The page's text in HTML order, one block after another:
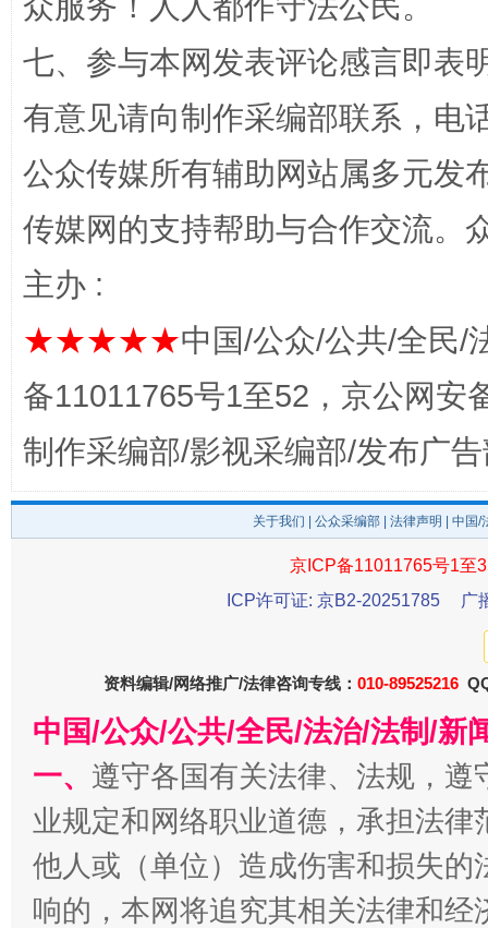
“蜀中异人”王建安的艺术幻境
东山县通报“牛蛙产品抗生素超标问题” 法
千年窑火 生生不息 一
七、参与本网发表评论感言即表
有意见请向制作采编部联系，电
公众传媒所有辅助网站属多元发
传媒网的支持帮助与合作交流。
主办 :
★★★★★中国/公众/公共/全民/
备11011765号1至52，京公网安
制作采编部/影视采编部/发布广
关于我们 公众采编部 法律声明 | 中国
京ICP备11011765号1至
ICP许可证: 京B2-20251785
广
资料编辑/网络推广/法律咨询专线： 010-89525216
中国/公众/公共/全民/法治/法制/新
一、 遵守各国有关法律、法规，
业规定和网络职业道德，承担法
他人或（单位）造成伤害和损失
响的，本网将追究其相关法律和